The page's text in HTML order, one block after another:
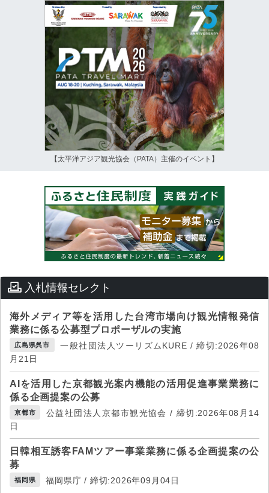
【太平洋アジア観光協会（PATA）主催のイベント】
入札情報セレクト
海外メディア等を活用した台湾市場向け観光情報発信
業務に係る公募型プロポーザルの実施
広島県呉市
一般社団法人ツーリズムKURE / 締切:2026年08
月21日
AIを活用した京都観光案内機能の活用促進事業業務に
係る企画提案の公募
京都市
公益社団法人京都市観光協会 / 締切:2026年08月14
日
日韓相互誘客FAMツアー事業業務に係る企画提案の公
募
福岡県 福岡県庁 / 締切:2026年09月04日